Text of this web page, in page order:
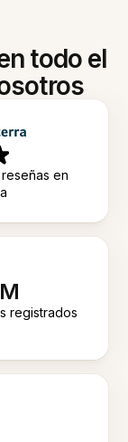
todo el
en
registrados